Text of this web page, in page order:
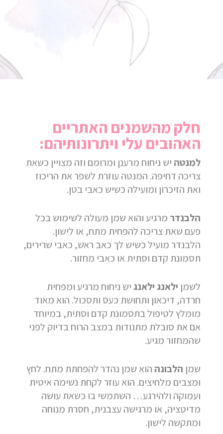
חלק מהשמנים האתריים
האהובים עלי ויתרונותיהם:
למנטה יש ניחוח מרענן ומרומם וזה מצויין כשאת
צריכה דחיפה. המנטה עוזרת לשפר את הריכוז
ואת הזיכרון ומועילה כשיש כאבי בטן.
הלבנדר מרגיע והוא שמן מעולה לשימוש בכל
פעם שאת צריכה להפחית מתח, או לישון.
הלבנדר מועיל כשיש לך כאב ראש, כאבי שרירים,
תסמונת קדם וסתית או כאבי מחזור.
לשמן ילאנג ילאנגיש ניחוח מרגיע ומפחית
חרדה, דיכאון ותחושת כעס ותסכול. הוא מאוד
מומלץ לטיפול בתסמונת קדם וסתית, במיוחד
אם את סובלת מתנודות במצב הרוח בדיוק לפני
שהמחזור מגיע.
שמן הלבונה הוא שמן נהדר להפחתת מתח. לחץ
ומצבים מלחיצים. הוא עוזר לקחת נשימה איטית
ועמוקה ולהירגע… השתמשי בו כשאת עושה
מדיטציה, או מרגישה עצבנית, חסרת מנוחה
ומתקשה לישון.